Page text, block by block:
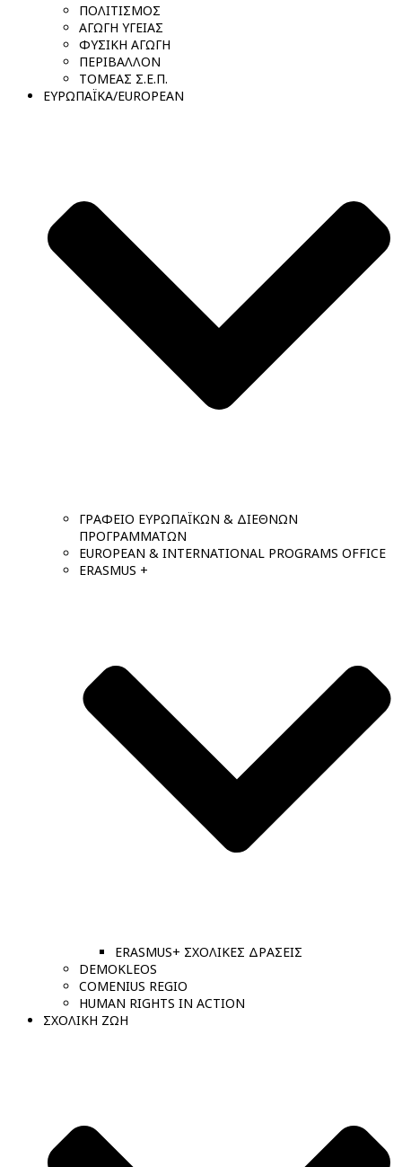
ΠΟΛΙΤΙΣΜΟΣ
ΑΓΩΓΗ ΥΓΕΙΑΣ
ΦΥΣΙΚΗ ΑΓΩΓΗ
ΠΕΡΙΒΑΛΛΟΝ
ΤΟΜΕΑΣ Σ.Ε.Π.
ΕΥΡΩΠΑΪΚΑ/EUROPEAN
ΓΡΑΦΕΙΟ ΕΥΡΩΠΑΪΚΩΝ & ΔΙΕΘΝΩΝ
ΠΡΟΓΡΑΜΜΑΤΩΝ
EUROPEAN & INTERNATIONAL PROGRAMS OFFICE
ERASMUS +
ERASMUS+ ΣΧΟΛΙΚΕΣ ΔΡΑΣΕΙΣ
DEMOKLEOS
COMENIUS REGIO
HUMAN RIGHTS IN ACTION
ΣΧΟΛΙΚΗ ΖΩΗ